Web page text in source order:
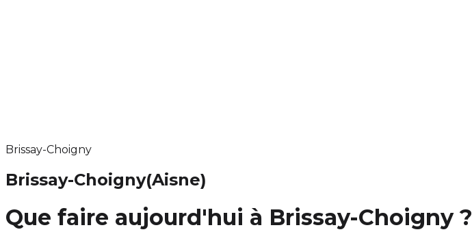
Brissay-Choigny
Brissay-Choigny(Aisne)
Que faire aujourd'hui à Brissay-Choigny ?